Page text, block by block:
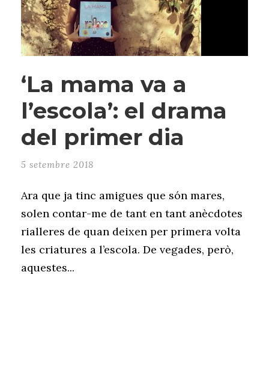
‘La mama va a
l’escola’: el drama
del primer dia
5 setembre 2018
Ara que ja tinc amigues que són mares,
solen contar-me de tant en tant anècdotes
rialleres de quan deixen per primera volta
les criatures a l’escola. De vegades, però,
aquestes...